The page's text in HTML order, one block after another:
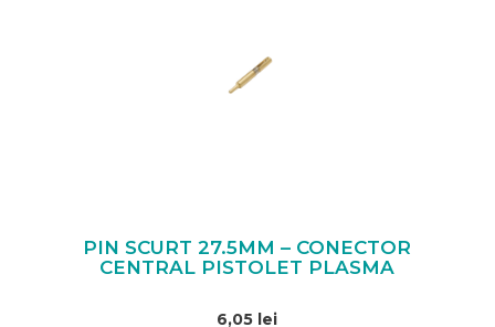
PIN SCURT 27.5MM – CONECTOR
CENTRAL PISTOLET PLASMA
6,05 lei